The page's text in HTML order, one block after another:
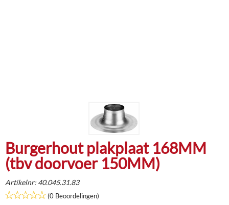
Burgerhout plakplaat 168MM
(tbv doorvoer 150MM)
Artikelnr: 40.045.31.83
(0 Beoordelingen)